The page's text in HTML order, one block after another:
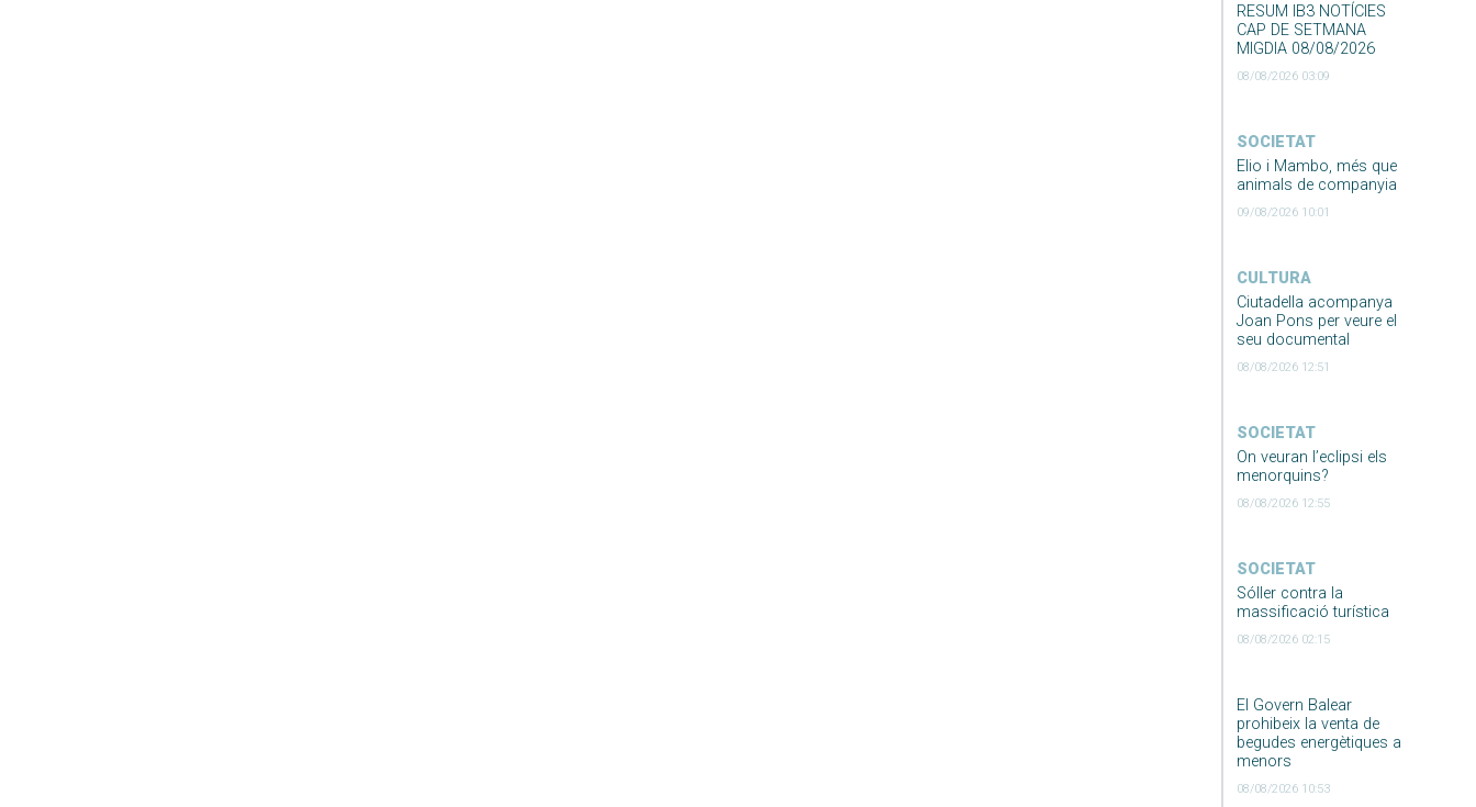
RESUM IB3 NOTÍCIES
CAP DE SETMANA
MIGDIA 08/08/2026
08/08/2026 03:09
SOCIETAT
Elio i Mambo, més que
animals de companyia
09/08/2026 10:01
CULTURA
Ciutadella acompanya
Joan Pons per veure el
seu documental
08/08/2026 12:51
SOCIETAT
On veuran l’eclipsi els
menorquins?
08/08/2026 12:55
SOCIETAT
Sóller contra la
massificació turística
08/08/2026 02:15
El Govern Balear
prohibeix la venta de
begudes energètiques a
menors
08/08/2026 10:53